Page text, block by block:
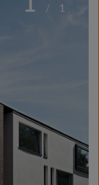
/ 1